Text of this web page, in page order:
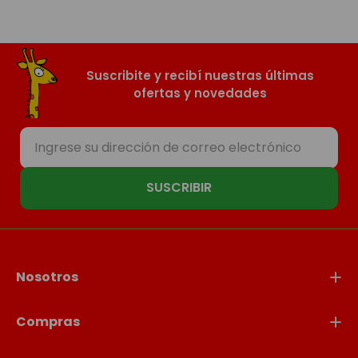
Suscribite y recibí nuestras últimas
ofertas y novedades
SUSCRIBIR
Nosotros
Compras